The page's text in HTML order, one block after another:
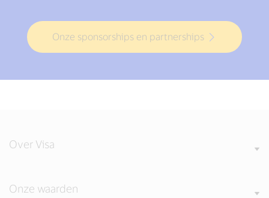
Onze sponsorships en partnerships
Over Visa
Onze waarden